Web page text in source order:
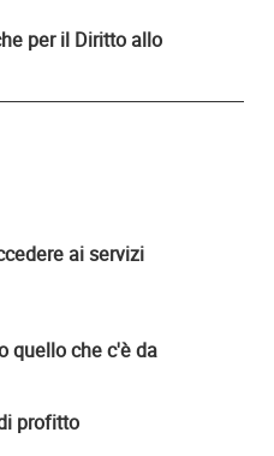
per il Diritto allo
ai servizi
quello che c'è da
profitto